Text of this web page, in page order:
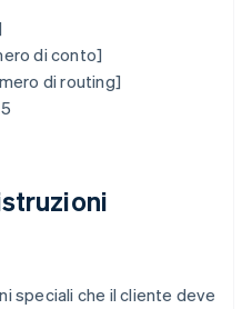
di conto]
di routing]
speciali che il cliente deve